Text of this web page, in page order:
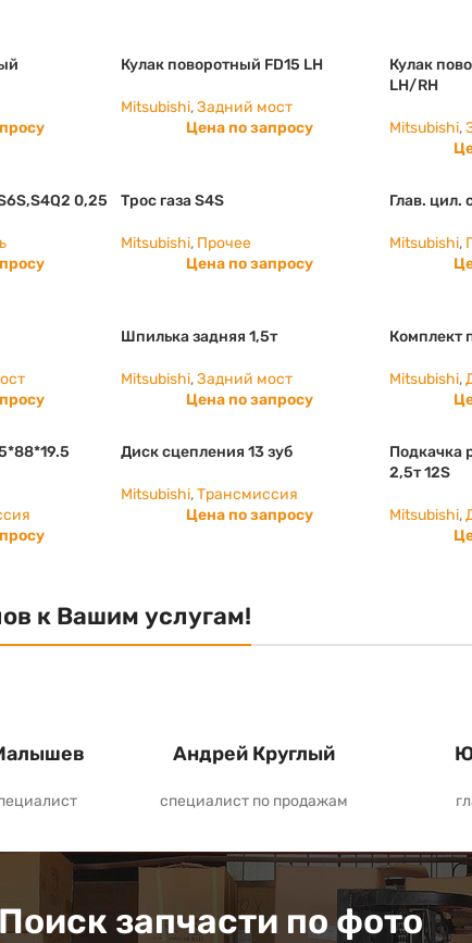
Кулак поворотный FD15 LH
Mitsubishi,Задний мост
Цена по запросу
Кулак
LH/RH
Mitsubishi,
0,25 Трос газа S4S
Mitsubishi, Прочее
Цена по запросу
Глав. цил.
Mitsubishi,
Шпилька задняя 1,5т
Mitsubishi,Задний мост
Цена по запросу
Комплект
Mitsubishi,
Диск сцепления 13 зуб
Mitsubishi,Трансмиссия
Цена по запросу
Подкачка
2,5т 12S
Mitsubishi,
к Вашим услугам!
Андрей Круглый
специалист по продажам
запчасти по фото